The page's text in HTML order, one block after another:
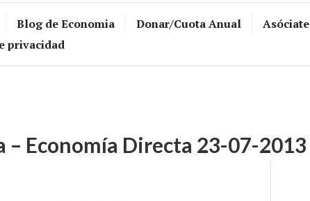
Blog de Economia Donar/Cuota Anual
Asóciate
privacidad
Economía Directa 23-07-2013